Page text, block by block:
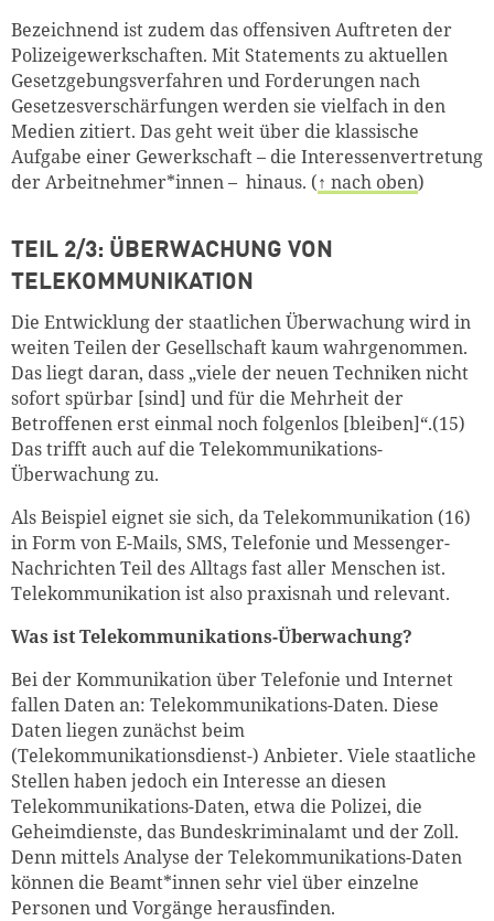
Bezeichnend ist zudem das offensiven Auftreten der
Polizeigewerkschaften. Mit Statements zu aktuellen
Gesetzgebungsverfahren und Forderungen nach
Gesetzesverschärfungen werden sie vielfach in den
Medien zitiert. Das geht weit über die klassische
Aufgabe einer Gewerkschaft – die Interessenvertretung
der Arbeitnehmer*innen – hinaus. (↑ nach oben)
TEIL 2/3: ÜBERWACHUNG VON
TELEKOMMUNIKATION
Die Entwicklung der staatlichen Überwachung wird in
weiten Teilen der Gesellschaft kaum wahrgenommen.
Das liegt daran, dass „viele der neuen Techniken nicht
sofort spürbar [sind] und für die Mehrheit der
Betroffenen erst einmal noch folgenlos [bleiben]“.(15)
Das trifft auch auf die Telekommunikations-
Überwachung zu.
Als Beispiel eignet sie sich, da Telekommunikation (16)
in Form von E-Mails, SMS, Telefonie und Messenger-
Nachrichten Teil des Alltags fast aller Menschen ist.
Telekommunikation ist also praxisnah und relevant.
Was ist Telekommunikations-Überwachung?
Bei der Kommunikation über Telefonie und Internet
fallen Daten an: Telekommunikations-Daten. Diese
Daten liegen zunächst beim
(Telekommunikationsdienst-) Anbieter. Viele staatliche
Stellen haben jedoch ein Interesse an diesen
Telekommunikations-Daten, etwa die Polizei, die
Geheimdienste, das Bundeskriminalamt und der Zoll.
Denn mittels Analyse der Telekommunikations-Daten
können die Beamt*innen sehr viel über einzelne
Personen und Vorgänge herausfinden.